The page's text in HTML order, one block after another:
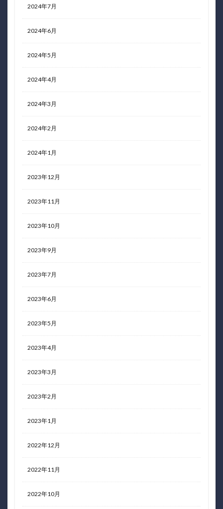
2024年7月
2024年6月
2024年5月
2024年4月
2024年3月
2024年2月
2024年1月
2023年12月
2023年11月
2023年10月
2023年9月
2023年7月
2023年6月
2023年5月
2023年4月
2023年3月
2023年2月
2023年1月
2022年12月
2022年11月
2022年10月